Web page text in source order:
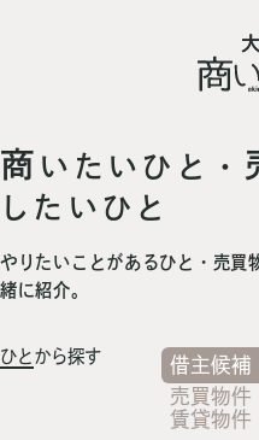
商 いたいひと・
したいひと
やりたいことがあるひと・売買
緒に紹介。
ひと から探す
借主候補
売買物件
賃貸物件